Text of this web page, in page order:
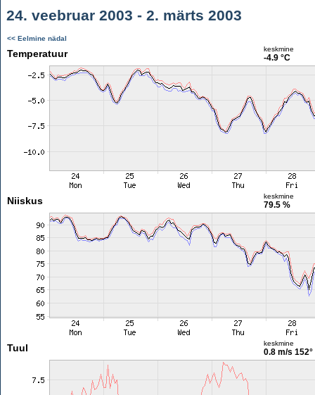
24. veebruar 2003 - 2. märts 2003
<< Eelmine nädal
Temperatuur keskmine
-4.9 °C
Niiskus keskmine
79.5 %
Tuul keskmine
0.8 m/s 152°